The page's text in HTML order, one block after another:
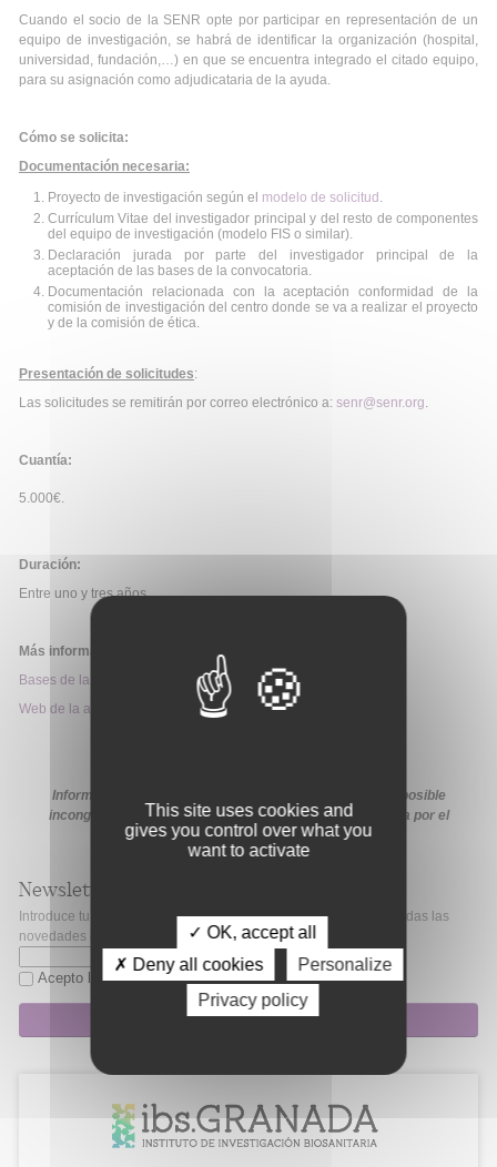
Cuando el socio de la SENR opte por participar en representación de un
equipo de investigación, se habrá de identificar la organización (hospital,
universidad, fundación,…) en que se encuentra integrado el citado equipo,
para su asignación como adjudicataria de la ayuda.
Cómo se solicita:
Documentación necesaria:
Proyecto de investigación según el modelo de solicitud .
Currículum Vitae del investigador principal y del resto de componentes
del equipo de investigación (modelo FIS o similar).
Declaración jurada por parte del investigador principal de la
aceptación de las bases de la convocatoria.
Documentación relacionada con la aceptación conformidad de la
comisión de investigación del centro donde se va a realizar el proyecto
y de la comisión de ética.
Presentación de solicitudes:
Las solicitudes se remitirán por correo electrónico a: senr@senr.org.
Cuantía:
5.000€.
Duración:
Entre uno y tres años.
Más información:
Bases de la convocatoria
Web de la ayuda
Información extraída de la web de la ayuda. En caso de posible
incongruencia, prevalecerá la información proporcionada por el
organismo financiador en sus medios oficiales.
Newsletter
Introduce tu correo electrónico si quieres mantenerte al día de todas las
novedades de Fibao.
Acepto lapolítica de privacidad
Suscripción
This site uses cookies and
gives you control over what you
want to activate
✓ OK, accept all
✗ Deny all cookies
Personalize
Privacy policy